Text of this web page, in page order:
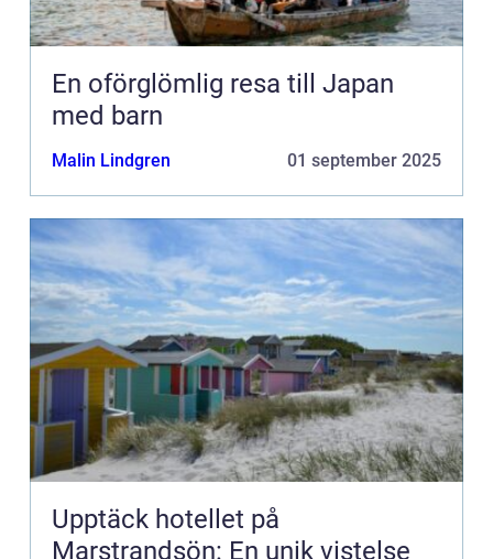
En oförglömlig resa till Japan
med barn
Malin Lindgren 01 september 2025
Upptäck hotellet på
Marstrandsön: En unik vistelse